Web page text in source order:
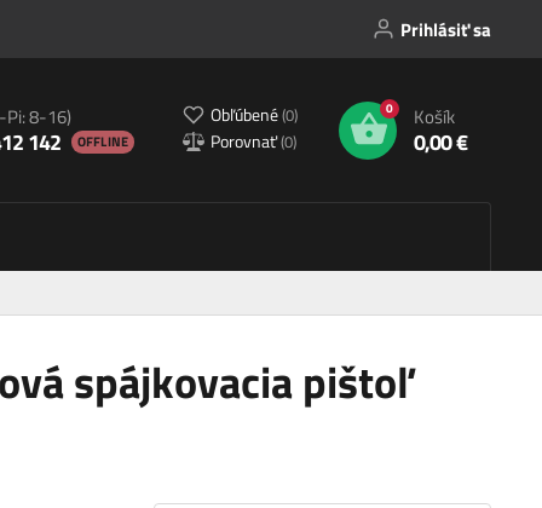
Prihlásiť sa
Pi: 8-16)
142 OFFLINE
Obľúbené(0)
Porovnať(0)
0 Košík
0,00 €
spájkovacia pištoľ